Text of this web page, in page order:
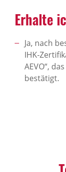
Erhalte
Ja, nach
IHK-
AEVO“,
bestätigt.